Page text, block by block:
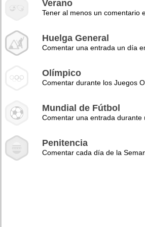
Verano
Tener al menos un comentario
Huelga General
Comentar una entrada un día
Olímpico
Comentar durante los Juegos
Mundial de Fútbol
Comentar una entrada durante
Penitencia
Comentar cada día de la